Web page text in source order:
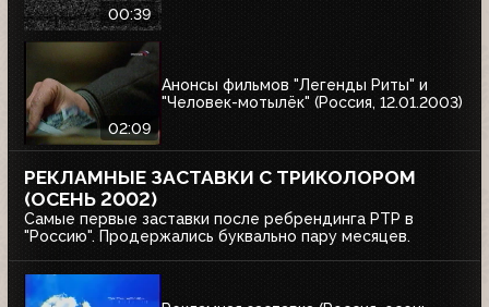
00:39
02:09
Анонсы фильмов "Легенды Риты" и
"Человек-мотылёк" (Россия, 12.01.2003)
РЕКЛАМНЫЕ ЗАСТАВКИ С ТРИКОЛОРОМ
(ОСЕНЬ 2002)
Самые первые заставки после ребрендинга РТР в
"Россию". Продержались буквально пару месяцев.